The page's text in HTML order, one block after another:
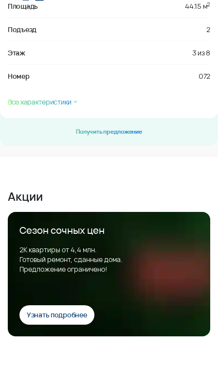
Площадь 44.15 м2
Подъезд 2
Этаж 3 из8
Номер 072
Все характеристики
Получить предложение
Акции
Сезон сочных цен
2К квартиры от 4,4 млн.
Готовый ремонт, сданные дома.
Предложение ограничено!
Узнать подробнее